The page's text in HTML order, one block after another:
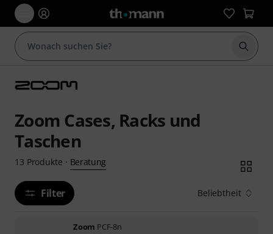
Suche
Zoom Cases, Racks und
Taschen
13 Produkte · Beratung
Filter Beliebtheit
Zoom PCF-8n